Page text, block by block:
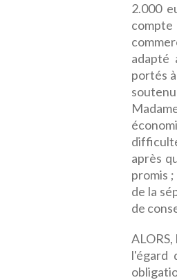
2.000
adapté
portés
après
promis
de la
de
l'égard